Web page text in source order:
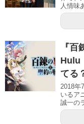
人情味
『
Hulu
てる
2018年
いるア
誠一の